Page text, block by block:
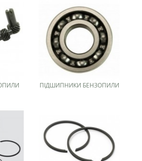
ПІДШИПНИКИ БЕНЗОПИЛИ